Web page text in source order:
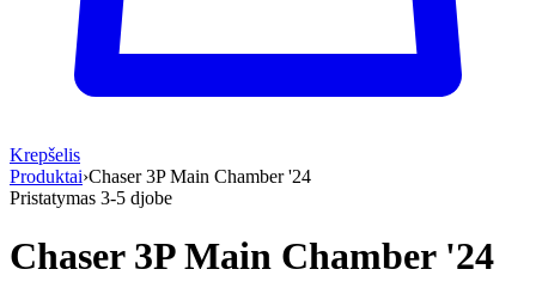
Krepšelis
Produktai›Chaser 3P Main Chamber '24
Pristatymas 3-5 djobe
Chaser 3P Main Chamber '24